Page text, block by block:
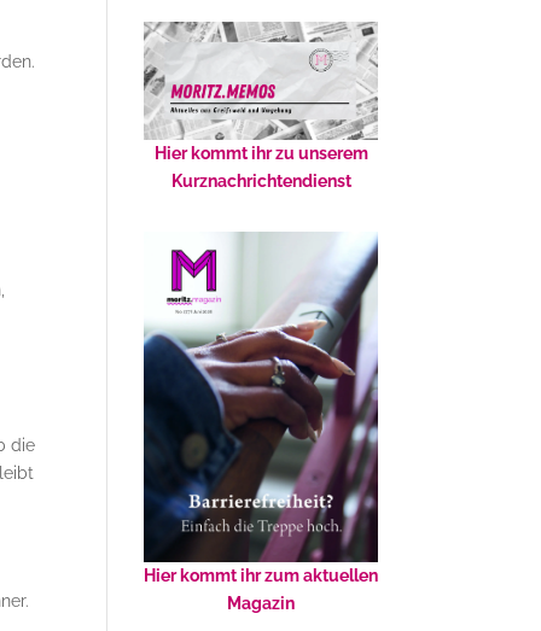
die
Hier kommt ihr zu unserem
Kurznachrichtendienst
Hier kommt ihr zum aktuellen
Magazin